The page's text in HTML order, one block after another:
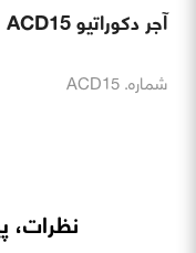
آجر دکوراتیو ACD15
شماره. ACD15
نظرات،